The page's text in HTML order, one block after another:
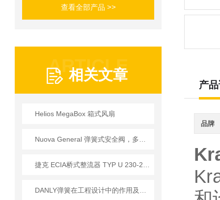
查看全部产品 >>
ARTICLE
相关文章
Helios MegaBox 箱式风扇
产
品牌